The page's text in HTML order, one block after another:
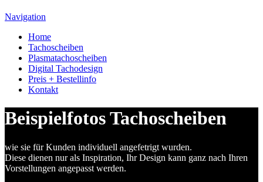
Navigation
Home
Tachoscheiben
Plasmatachoscheiben
Digital Tachodesign
Preis + Bestellinfo
Kontakt
Beispielfotos Tachoscheiben
wie sie für Kunden individuell angefetrigt wurden.
Diese dienen nur als Inspiration, Ihr Design kann ganz nach Ihren
Vorstellungen angepasst werden.